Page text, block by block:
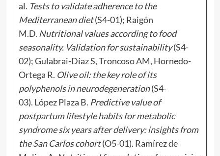
al. Tests to validate adherence to the
Mediterranean diet(S4-01); Raigón
M.D. Nutritional values according to food
seasonality. Validation for sustainability(S4-
02); Gulabrai-Díaz S, Troncoso AM, Hornedo-
Ortega R. Olive oil: the key role of its
polyphenols in neurodegeneration(S4-
03). López Plaza B. Predictive value of
postpartum lifestyle habits for metabolic
syndrome six years after delivery: insights from
the San Carlos cohort(O5-01). Ramírez de